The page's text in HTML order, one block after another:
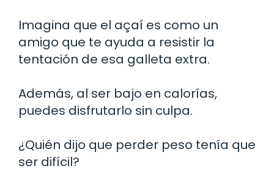
Imagina que el açaí es como un
amigo que te ayuda a resistir la
tentación de esa galleta extra.
Además, al ser bajo en calorías,
puedes disfrutarlo sin culpa.
¿Quién dijo que perder peso tenía que
ser difícil?